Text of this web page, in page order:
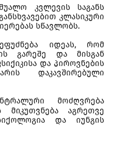
კვლევის საგანს
კლასიკური
სწავლობს.
იდეას, რომ
გარეშე და მისგან
და პიროვნების
დაკავშირებული
მოძღვრება
აგრეთვე
და იუნგის